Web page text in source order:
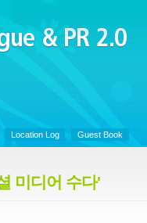
&
Location Log Guest Book
미디어 수다'